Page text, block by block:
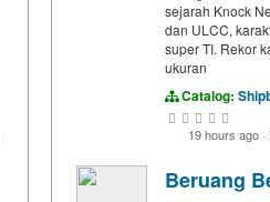
sejarah Knock
dan ULCC,
super TI. Rekor
ukuran
Catalog:
19 hours ago ·
Beruang